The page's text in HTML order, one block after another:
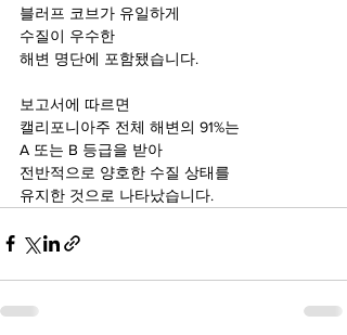
블러프 코브가 유일하게
수질이 우수한
해변 명단에 포함됐습니다.
보고서에 따르면
캘리포니아주 전체 해변의 91%는
A 또는 B 등급을 받아
전반적으로 양호한 수질 상태를
유지한 것으로 나타났습니다.